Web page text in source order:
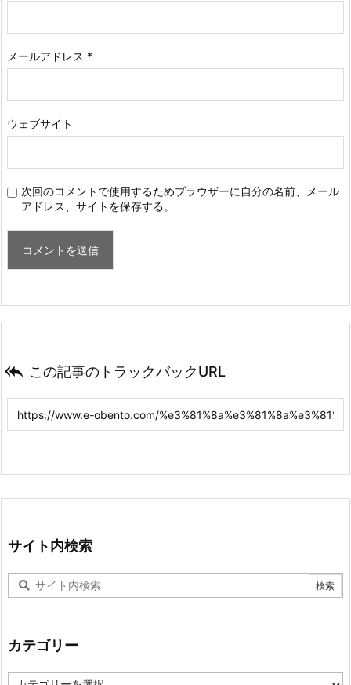
メールアドレス *
ウェブサイト
次回のコメントで使用するためブラウザーに自分の名前、メール
アドレス、サイトを保存する。
 この記事のトラックバックURL
サイト内検索
カテゴリー